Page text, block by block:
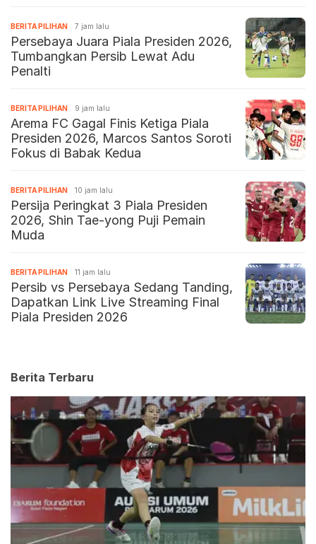
BERITA PILIHAN 7 jam lalu
Persebaya Juara Piala Presiden 2026,
Tumbangkan Persib Lewat Adu
Penalti
BERITA PILIHAN 9 jam lalu
Arema FC Gagal Finis Ketiga Piala
Presiden 2026, Marcos Santos Soroti
Fokus di Babak Kedua
BERITA PILIHAN 10 jam lalu
Persija Peringkat 3 Piala Presiden
2026, Shin Tae-yong Puji Pemain
Muda
BERITA PILIHAN 11 jam lalu
Persib vs Persebaya Sedang Tanding,
Dapatkan Link Live Streaming Final
Piala Presiden 2026
Berita Terbaru